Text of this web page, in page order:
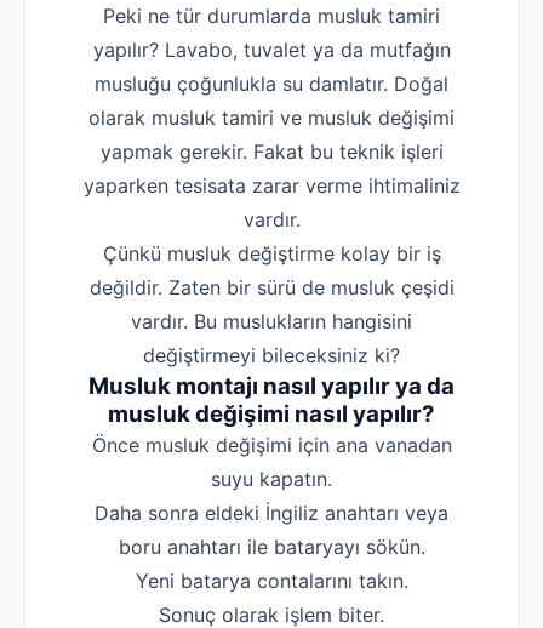
Peki ne tür durumlarda musluk tamiri
yapılır? Lavabo, tuvalet ya da mutfağın
musluğu çoğunlukla su damlatır. Doğal
olarak musluk tamiri ve musluk değişimi
yapmak gerekir. Fakat bu teknik işleri
yaparken tesisata zarar verme ihtimaliniz
vardır.
Çünkü musluk değiştirme kolay bir iş
değildir. Zaten bir sürü de musluk çeşidi
vardır. Bu muslukların hangisini
değiştirmeyi bileceksiniz ki?
Musluk montajı nasıl yapılır ya da
musluk değişimi nasıl yapılır?
‌Önce musluk değişimi için ana vanadan
suyu kapatın.
‌Daha sonra eldeki İngiliz anahtarı veya
boru anahtarı ile bataryayı sökün.
‌Yeni batarya contalarını takın.
‌Sonuç olarak işlem biter.